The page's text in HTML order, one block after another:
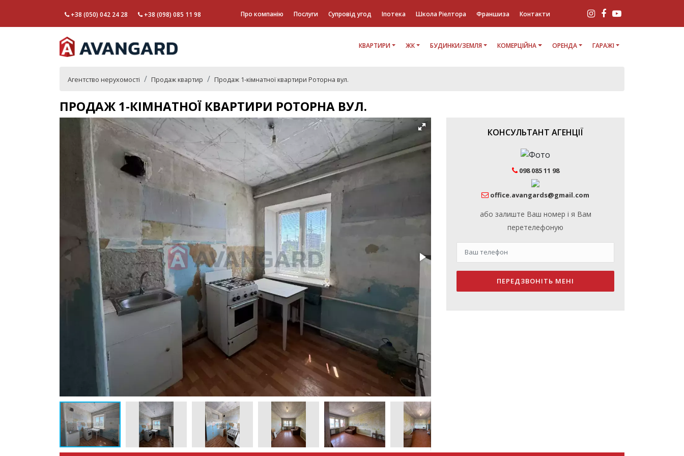
+38 (050) 042 24 28 +38 (098) 085 11 98 Про компанію Послуги Супровід угод Іпотека Школа Ріелтора Франшиза Контакти
КВАРТИРИ ЖК БУДИНКИ/ЗЕМЛЯ КОМЕРЦІЙНА ОРЕНДА ГАРАЖІ
Агентство нерухомості Продаж квартир Продаж 1-кімнатної квартири Роторна вул.
ПРОДАЖ 1-КІМНАТНОЇ КВАРТИРИ РОТОРНА ВУЛ.
КОНСУЛЬТАНТ АГЕНЦІЇ
098 085 11 98
office.avangards@gmail.com
або залиште Ваш номер і я Вам
перетелефоную
ПЕРЕДЗВОНІТЬ МЕНІ